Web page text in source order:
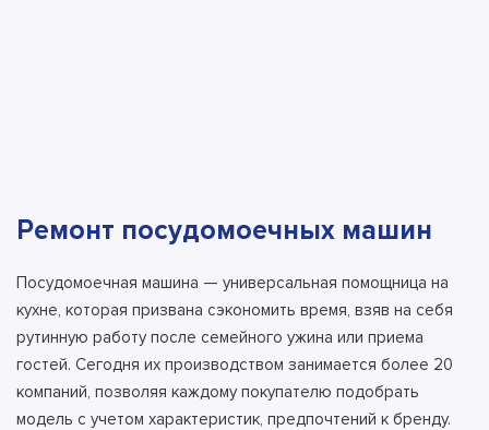
Ремонт посудомоечных машин
Посудомоечная машина — универсальная помощница на
кухне, которая призвана сэкономить время, взяв на себя
рутинную работу после семейного ужина или приема
гостей. Сегодня их производством занимается более 20
компаний, позволяя каждому покупателю подобрать
модель с учетом характеристик, предпочтений к бренду.